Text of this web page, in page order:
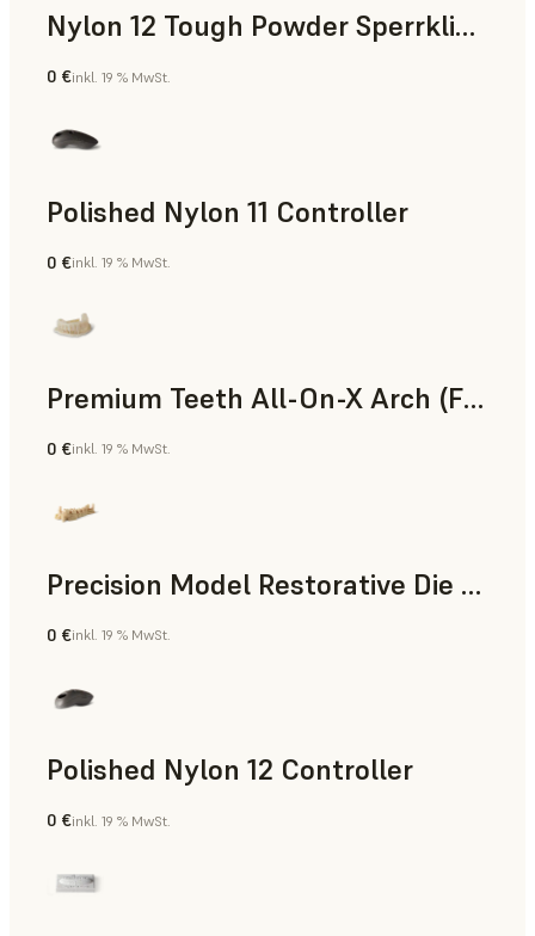
Nylon 12 Tough Powder Sperrklinke
SLS-Pulver
0 €inkl. 19 % MwSt.
Polished Nylon 11 Controller
SLS-Pulver
0 €inkl. 19 % MwSt.
Premium Teeth All-On-X Arch (Form 4)
Zahnmedizin
0 €inkl. 19 % MwSt.
Precision Model Restorative Die Model
Zahnmedizin
0 €inkl. 19 % MwSt.
Polished Nylon 12 Controller
SLS-Pulver
0 €inkl. 19 % MwSt.